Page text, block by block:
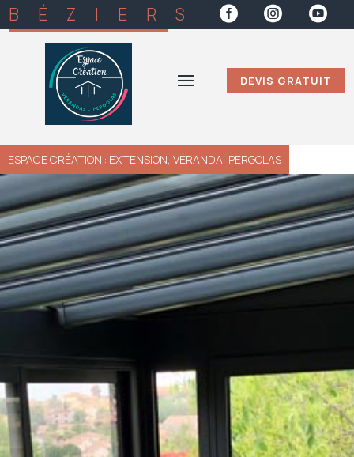
BÉZIERS   
DEVIS GRATUIT
ESPACE CRÉATION : EXTENSION, VÉRANDA, PERGOLAS